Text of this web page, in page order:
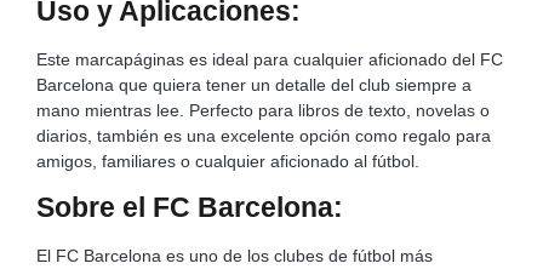
Uso y Aplicaciones:
Este marcapáginas es ideal para cualquier aficionado del FC
Barcelona que quiera tener un detalle del club siempre a
mano mientras lee. Perfecto para libros de texto, novelas o
diarios, también es una excelente opción como regalo para
amigos, familiares o cualquier aficionado al fútbol.
Sobre el FC Barcelona:
El FC Barcelona es uno de los clubes de fútbol más